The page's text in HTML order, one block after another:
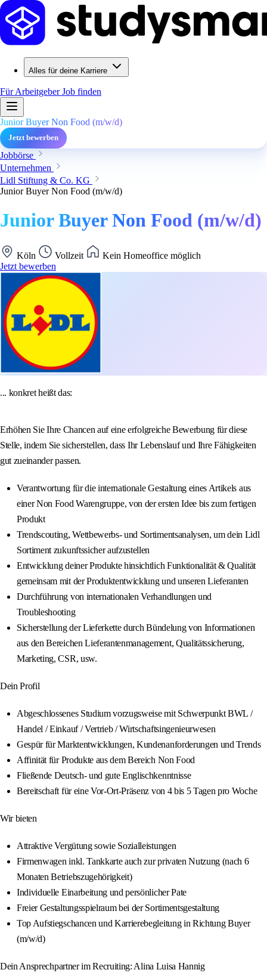
Alles für deine Karriere
Für ArbeitgeberJob finden
Junior Buyer Non Food (m/w/d)
Jetzt bewerben
Jobbörse
Unternehmen
Lidl Stiftung & Co. KG
Junior Buyer Non Food (m/w/d)
Junior Buyer Non Food (m/w/d)
Köln Vollzeit
Kein Homeoffice möglich
Jetzt bewerben
... konkret heißt das:
Erhöhen Sie Ihre Chancen auf eine erfolgreiche Bewerbung für diese
Stelle, indem Sie sicherstellen, dass Ihr Lebenslauf und Ihre Fähigkeiten
gut zueinander passen.
Verantwortung für die internationale Gestaltung eines Artikels aus
einer Non Food Warengruppe, von der ersten Idee bis zum fertigen
Produkt
Trendscouting, Wettbewerbs- und Sortimentsanalysen, um dein Lidl
Sortiment zukunftssicher aufzustellen
Entwicklung deiner Produkte hinsichtlich Funktionalität & Qualität
gemeinsam mit der Produktentwicklung und unseren Lieferanten
Durchführung von internationalen Verhandlungen und
Troubleshooting
Sicherstellung der Lieferkette durch Bündelung von Informationen
aus den Bereichen Lieferantenmanagement, Qualitätssicherung,
Marketing, CSR, usw.
Dein Profil
Abgeschlossenes Studium vorzugsweise mit Schwerpunkt BWL /
Handel / Einkauf / Vertrieb / Wirtschaftsingenieurwesen
Gespür für Marktentwicklungen, Kundenanforderungen und Trends
Affinität für Produkte aus dem Bereich Non Food
Fließende Deutsch- und gute Englischkenntnisse
Bereitschaft für eine Vor-Ort-Präsenz von 4 bis 5 Tagen pro Woche
Wir bieten
Attraktive Vergütung sowie Sozialleistungen
Firmenwagen inkl. Tankkarte auch zur privaten Nutzung (nach 6
Monaten Betriebszugehörigkeit)
Individuelle Einarbeitung und persönlicher Pate
Freier Gestaltungsspielraum bei der Sortimentsgestaltung
Top Aufstiegschancen und Karrierebegleitung in Richtung Buyer
(m/w/d)
Dein Ansprechpartner im Recruiting: Alina Luisa Hannig